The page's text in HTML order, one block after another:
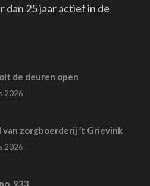
dan 25 jaar actief in de
de deuren open
2026
van zorgboerderij ’t Grievink
2026
933